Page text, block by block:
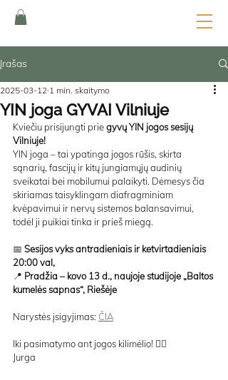
Įrašas
YIN joga GYVAI Vilniuje
2025-03-12 1 min. skaitymo
Kviečiu prisijungti prie gyvų YIN jogos sesijų
Vilniuje!
YIN joga – tai ypatinga jogos rūšis, skirta
sąnarių, fascijų ir kitų jungiamųjų audinių
sveikatai bei mobilumui palaikyti. Dėmesys čia
skiriamas taisyklingam diafragminiam
kvėpavimui ir nervų sistemos balansavimui,
todėl ji puikiai tinka ir prieš miegą.
📅 Sesijos vyks antradieniais ir ketvirtadieniais
20:00 val,
📍 Pradžia – kovo 13 d., naujoje studijoje „Baltos
kumelės sapnas“, Riešėje
Narystės įsigyjimas: ČIA
Iki pasimatymo ant jogos kilimėlio! 🧘‍♀️
Jurga